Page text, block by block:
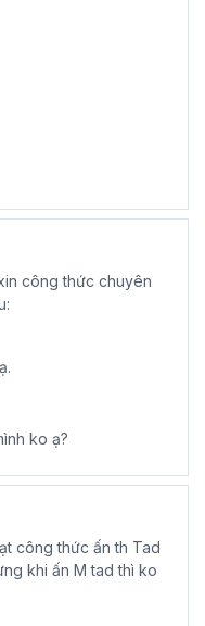
công thức chuyên
ko ạ?
công thức ấn th Tad
khi ấn M tad thì ko